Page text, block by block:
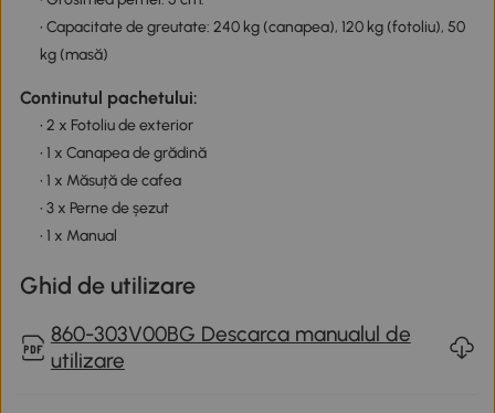
• Capacitate de greutate: 240 kg (canapea), 120 kg (fotoliu), 50
kg (masă)
Continutul pachetului:
• 2 x Fotoliu de exterior
• 1 x Canapea de grădină
• 1 x Măsuță de cafea
• 3 x Perne de șezut
• 1 x Manual
Ghid de utilizare
860-303V00BG Descarca manualul de
utilizare